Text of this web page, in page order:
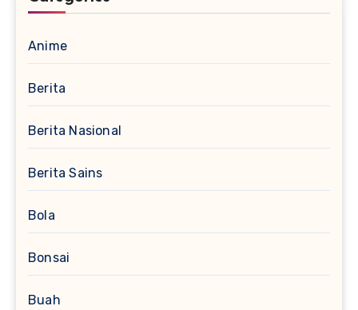
Anime
Berita
Berita Nasional
Berita Sains
Bola
Bonsai
Buah